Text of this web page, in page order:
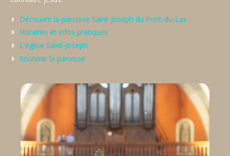
Découvrir la paroisse Saint-Joseph du Pont-du-Las
Horaires et infos pratiques
L'église Saint-Joseph
Soutenir la paroisse